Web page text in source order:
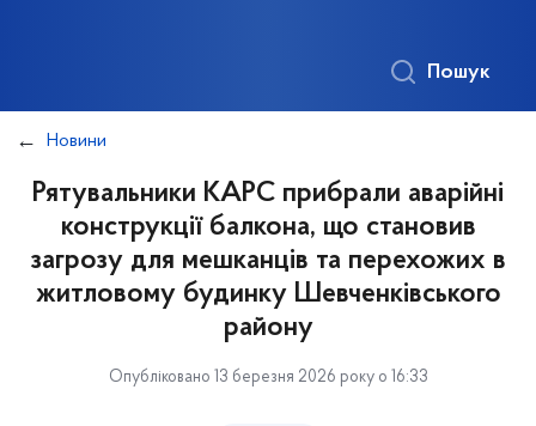
Пошук
Новини
Рятувальники КАРС прибрали аварійні
конструкції балкона, що становив
загрозу для мешканців та перехожих в
житловому будинку Шевченківського
району
Опубліковано 13 березня 2026 року о 16:33